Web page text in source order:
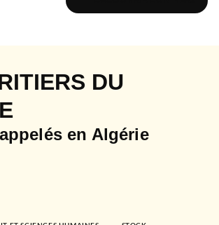
DU
en Algérie